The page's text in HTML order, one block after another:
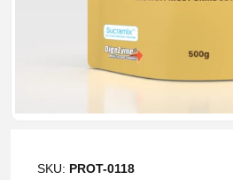
SKU: PROT-0118